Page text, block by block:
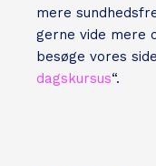
mere
gerne vide mere
besøge vores
dagskursus“.